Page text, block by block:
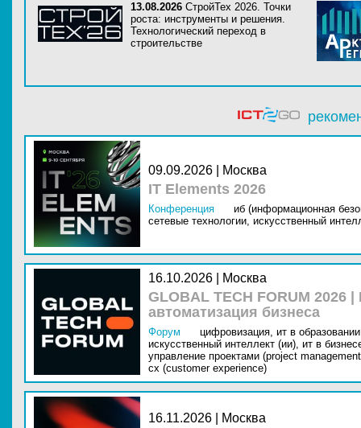
13.08.2026 СтройТех 2026. Точки
роста: инструменты и решения.
Технологический переход в
строительстве
09.09.2026 | Москва
IT Elements 2026
Конференция
иб (информационная
сетевые технологии, искусственный
16.10.2026 | Москва
GLOBAL TECH FORUM
автоматизация бизнеса
Форум цифровизация, ит в
искусственный интеллект (ии), ит в
управление проектами (project
cx (customer experience)
16.11.2026 | Москва